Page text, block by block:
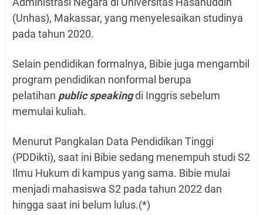
(Unhas), Makassar, yang menyelesaikan studinya
pada tahun 2020.
Selain pendidikan formalnya, Bibie juga mengambil
program pendidikan nonformal berupa
pelatihan public speakingdi Inggris sebelum
memulai kuliah.
Menurut Pangkalan Data Pendidikan Tinggi
(PDDikti), saat ini Bibie sedang menempuh studi S2
Ilmu Hukum di kampus yang sama. Bibie mulai
menjadi mahasiswa S2 pada tahun 2022 dan
hingga saat ini belum lulus.(*)